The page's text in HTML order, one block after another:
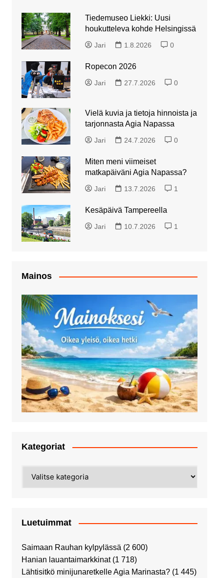
Tiedemuseo Liekki: Uusi
houkutteleva kohde Helsingissä
Jari 1.8.2026 0
Ropecon 2026
Jari 27.7.2026 0
Vielä kuvia ja tietoja hinnoista ja
tarjonnasta Agia Napassa
Jari 24.7.2026 0
Miten meni viimeiset
matkapäiväni Agia Napassa?
Jari 13.7.2026 1
Kesäpäivä Tampereella
Jari 10.7.2026 1
Mainos
Kategoriat
Luetuimmat
Saimaan Rauhan kylpylässä (2 600)
Hanian lauantaimarkkinat (1 718)
Lähtisitkö minijunaretkelle Agia Marinasta? (1 445)